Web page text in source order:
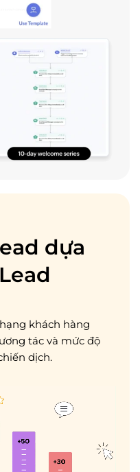
dựa
khách hàng
tác và mức độ
dịch.